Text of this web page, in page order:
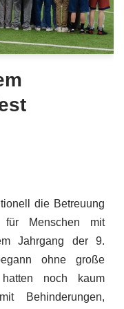
die Betreuung
für Menschen mit
Jahrgang der 9.
ohne große
noch kaum
Behinderungen,